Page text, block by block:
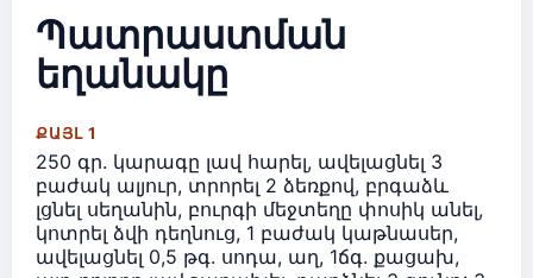
Պատրաստման
եղանակը
ՔԱՅԼ 1
250 գր. կարագը լավ հարել, ավելացնել 3
բաժակ ալյուր, տրորել 2 ձեռքով, բրգաձև
լցնել սեղանին, բուրգի մեջտեղը փոսիկ անել,
կոտրել ձվի դեղնուց, 1 բաժակ կաթնասեր,
ավելացնել 0,5 թգ. սոդա, աղ, 1ճգ. քացախ,